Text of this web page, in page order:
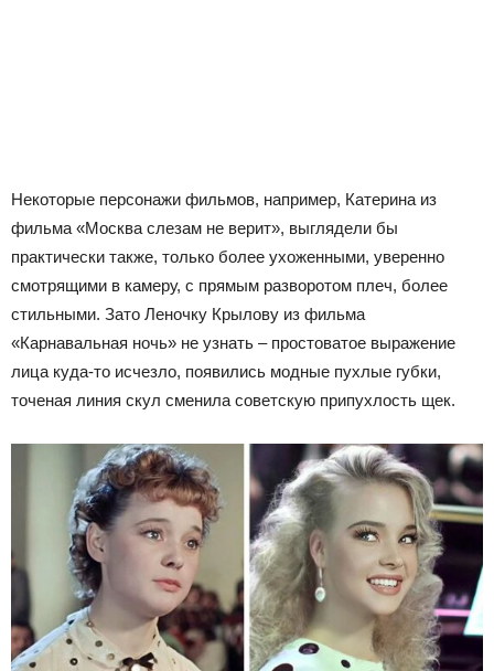
Некоторые персонажи фильмов, например, Катерина из
фильма «Москва слезам не верит», выглядели бы
практически также, только более ухоженными, уверенно
смотрящими в камеру, с прямым разворотом плеч, более
стильными. Зато Леночку Крылову из фильма
«Карнавальная ночь» не узнать – простоватое выражение
лица куда-то исчезло, появились модные пухлые губки,
точеная линия скул сменила советскую припухлость щек.